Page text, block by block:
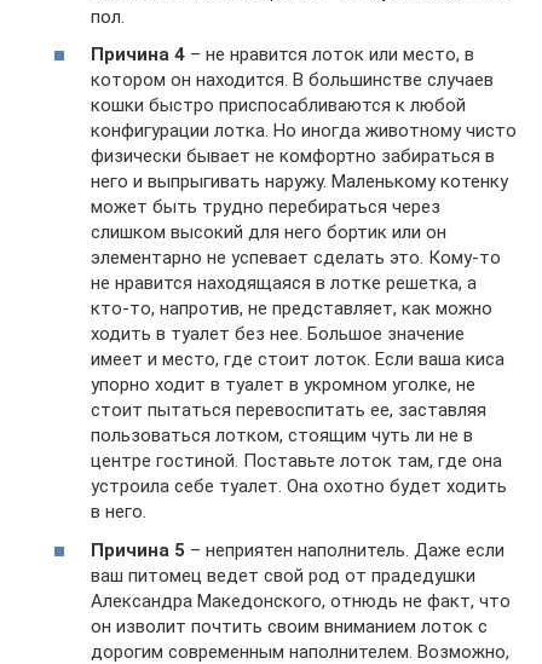
пол.
Причина 4 – не нравится лоток или место, в
котором он находится. В большинстве случаев
кошки быстро приспосабливаются к любой
конфигурации лотка. Но иногда животному чисто
физически бывает не комфортно забираться в
него и выпрыгивать наружу. Маленькому котенку
может быть трудно перебираться через
слишком высокий для него бортик или он
элементарно не успевает сделать это. Кому-то
не нравится находящаяся в лотке решетка, а
кто-то, напротив, не представляет, как можно
ходить в туалет без нее. Большое значение
имеет и место, где стоит лоток. Если ваша киса
упорно ходит в туалет в укромном уголке, не
стоит пытаться перевоспитать ее, заставляя
пользоваться лотком, стоящим чуть ли не в
центре гостиной. Поставьте лоток там, где она
устроила себе туалет. Она охотно будет ходить
в него.
Причина 5 – неприятен наполнитель. Даже если
ваш питомец ведет свой род от прадедушки
Александра Македонского, отнюдь не факт, что
он изволит почтить своим вниманием лоток с
дорогим современным наполнителем. Возможно,